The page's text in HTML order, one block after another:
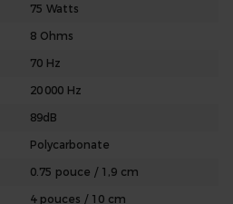
75 Watts
8 Ohms
70 Hz
20 000 Hz
89dB
Polycarbonate
0.75 pouce / 1,9 cm
4 pouces / 10 cm